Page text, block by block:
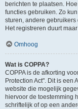
berichten te plaatsen.
functies gebruiken. Zo
sturen, andere
Het registreren duurt
Omhoog
Wat is COPPA?
COPPA is de afkorting
Protection Act". Dit is een
website die mogelijk
hiervoor de toestemming
schriftelijk of op een